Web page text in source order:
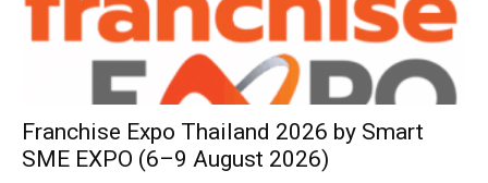
Franchise Expo Thailand 2026 by Smart
SME EXPO (6–9 August 2026)